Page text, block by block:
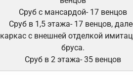
Сруб с мансардой- 17 венцов
Сруб в 1,5 этажа- 17 венцов,
каркас с внешней отделкой
бруса.
Сруб в 2 этажа- 35 венцов